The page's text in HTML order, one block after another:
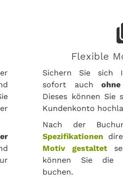
Flexible
Sichern Sie sich
sofort auch
Dieses können Sie
Kundenkonto
Nach der
Spezifikationen
Motiv gestaltet
können Sie die
buchen.